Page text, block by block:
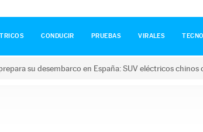
CONDUCIR PRUEBAS VIRALES
su desembarco en España: SUV eléctricos